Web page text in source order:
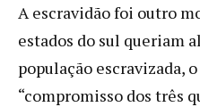
A escravidão foi outro
estados do sul queriam
população escravizada,
“compromisso dos três